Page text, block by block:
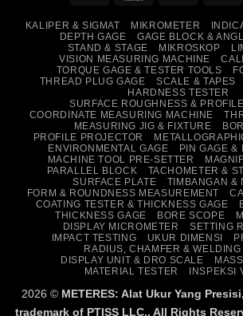
Delivery
KALIPER & SIGMAT MIKROMETER
DEPTH GAGE
GAGE BLOCK &
STAND & STAGE
MIKROSKOP
VISION MEASURING MACHINE
TORQUE GAGE & TESTER TOOLS
THREAD PLUG GAGE
SCALE & TAPES
HARDNESS TESTER
SURFACE ROUGHNESS &
COORDINATE MEASURING MACHINE
MEASURING JIG & FIXTURE
PROFILE PROJECTOR
ENVIRONMENTAL GAGE
PIN GAGE &
MACHINE TOOL PRE-SETTER
PARALLEL BLOCK
TACHOMETER &
SURFACE PLATE
TIMBANGAN &
FORM & ROUNDNESS MEASUREMENT
COATING TESTER & THICKNESS GAGE
THICKNESS GAGE
BORE SCOPE
DISPLAY MICROMETER
SETTING
IMPACT TESTING
UKUR DIMENSI
RADIUS, CHAMFER & WELDING
DISPLAY UNIT & DRO SCALE
MATERIAL TESTER
INSPEKSI
2026 © METERES: Alat Ukur Yang
trademark of PTISS LLC., All Rights